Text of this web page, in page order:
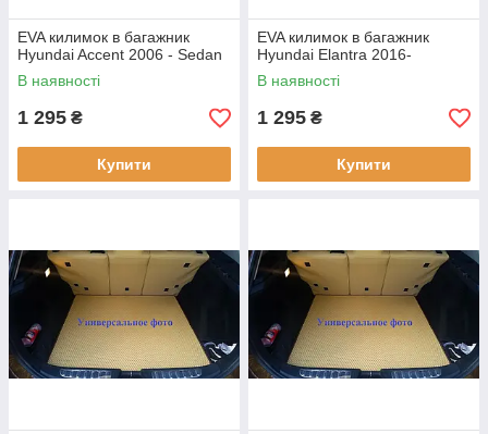
EVA килимок в багажник
Hyundai Accent 2006 - Sedan
В наявності
1 295 ₴
Купити
EVA килимок в багажник
Hyundai Elantra 2016-
В наявності
1 295 ₴
Купити